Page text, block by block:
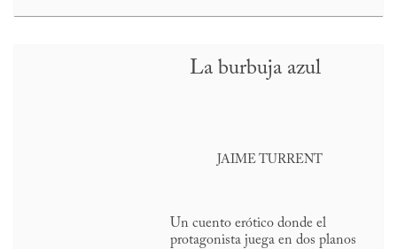
La burbuja azul
JAIME TURRENT
Un cuento erótico donde el
protagonista juega en dos planos